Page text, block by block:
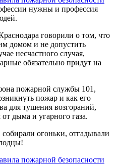
нужны и профессия
говорили о том, что
домом и не допустить
несчастного случая,
обязательно придут на
пожарной службы 101,
пожар и как его
для тушения возгораний,
дыма и угарного газа.
огоньки, отгадывали